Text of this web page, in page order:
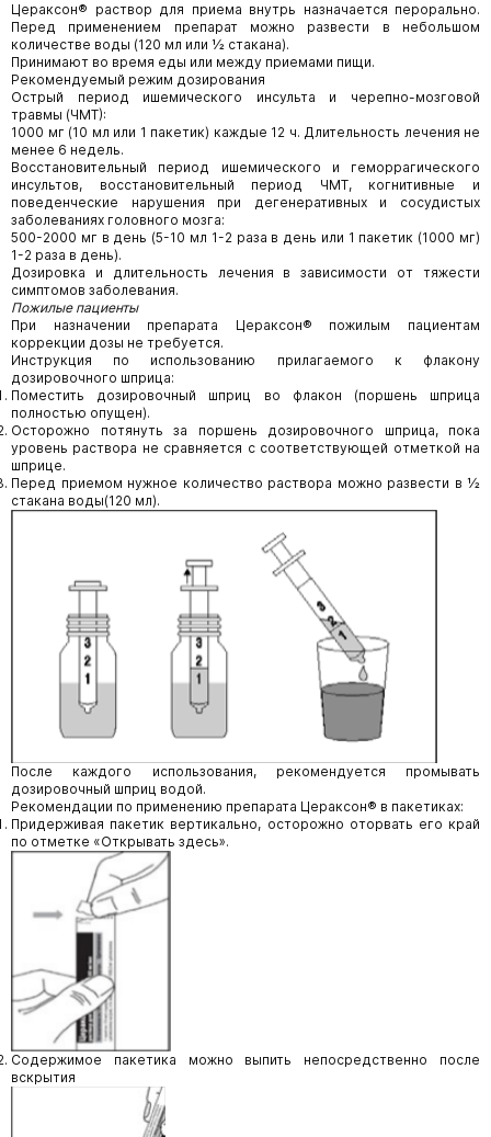
Цераксон® раствор для приема внутрь назначается перорально.
Перед применением препарат можно развести в небольшом
количестве воды (120 мл или ½ стакана).
Принимают во время еды или между приемами пищи.
Рекомендуемый режим дозирования
Острый период ишемического инсульта и черепно-мозговой
травмы (ЧМТ):
1000 мг (10 мл или 1 пакетик) каждые 12 ч. Длительность лечения не
менее 6 недель.
Восстановительный период ишемического и геморрагического
инсультов, восстановительный период ЧМТ, когнитивные и
поведенческие нарушения при дегенеративных и сосудистых
заболеваниях головного мозга:
500-2000 мг в день (5-10 мл 1-2 раза в день или 1 пакетик (1000 мг)
1-2 раза в день).
Дозировка и длительность лечения в зависимости от тяжести
симптомов заболевания.
Пожилые пациенты
При назначении препарата Цераксон® пожилым пациентам
коррекции дозы не требуется.
Инструкция по использованию прилагаемого к флакону
дозировочного шприца:
Поместить дозировочный шприц во флакон (поршень шприца
полностью опущен).
Осторожно потянуть за поршень дозировочного шприца, пока
уровень раствора не сравняется с соответствующей отметкой на
шприце.
Перед приемом нужное количество раствора можно развести в ½
стакана воды(120 мл).
После каждого использования, рекомендуется промывать
дозировочный шприц водой.
Рекомендации по применению препарата Цераксон® в пакетиках:
Придерживая пакетик вертикально, осторожно оторвать его край
по отметке «Открывать здесь».
Содержимое пакетика можно выпить непосредственно после
вскрытия